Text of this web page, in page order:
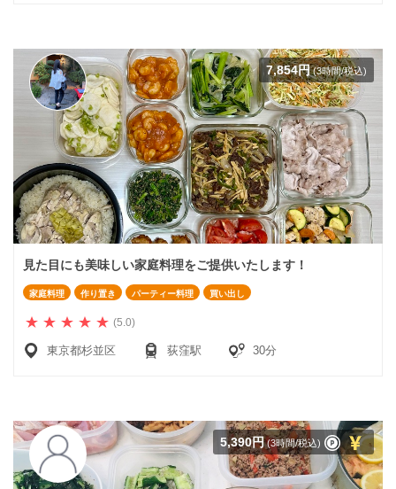
7,854円(3時間/税込)
見た目にも美味しい家庭料理をご提供いたします！
家庭料理 作り置き パーティー料理 買い出し
(5.0)
東京都杉並区 荻窪駅 30分
5,390円(3時間/税込)